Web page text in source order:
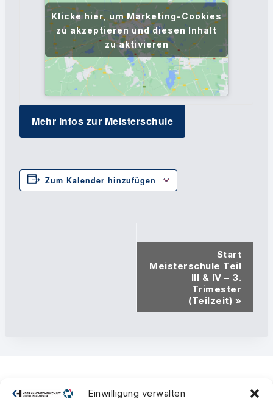
Einwilligung verwalten
Klicke hier, um Marketing-Cookies
zu akzeptieren und diesen Inhalt
zu aktivieren
Mehr Infos zur Meisterschule
Zum Kalender hinzufügen
Start
Meisterschule Teil
III & IV – 3.
Trimester
(Teilzeit) »